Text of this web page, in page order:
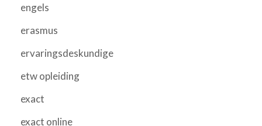
engels
erasmus
ervaringsdeskundige
etw opleiding
exact
exact online